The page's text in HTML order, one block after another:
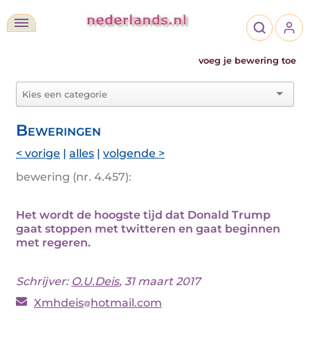
voeg je bewering toe
Beweringen
< vorige | alles | volgende >
bewering (nr. 4.457):
Het wordt de hoogste tijd dat Donald Trump
gaat stoppen met twitteren en gaat beginnen
met regeren.
Schrijver: O.U.Deis, 31 maart 2017
Xmhdeis hotmail.com